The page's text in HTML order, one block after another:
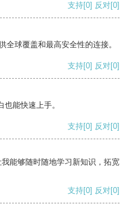
支持[0] 反对[0]
全球覆盖和最高安全性的连接。
支持[0] 反对[0]
能快速上手。
支持[0] 反对[0]
能够随时随地学习新知识，拓宽
支持[0] 反对[0]